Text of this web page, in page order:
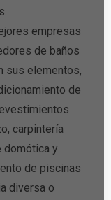
empresas
de baños
sus elementos,
de
carpintería
domótica y
de piscinas
diversa o